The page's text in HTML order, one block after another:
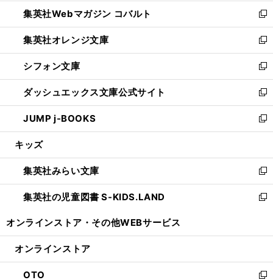
く
で
開
く
ド
ウ
で
開
く
ウ
ィ
ン
ド
ウ
で
開
く
集英社Webマガジン コバルト
新
し
い
ウ
ィ
ン
ド
ウ
で
開
集英社オレンジ文庫
新
し
い
ウ
ィ
ン
ド
ウ
開
く
シフォン文庫
新
し
い
ウ
ィ
ン
ウ
で
開
く
ダッシュエックス文庫公式サイト
新
し
い
ウ
ン
ド
ウ
で
JUMP j-BOOKS
新
し
ウ
ィ
ン
ド
開
キッズ
集英社みらい文庫
新
し
い
ン
ウ
で
集英社の児童図書 S-KIDS.LAND
新
ウ
ン
ド
オンラインストア・ その他WEBサービス
オンラインストア
OTO
新